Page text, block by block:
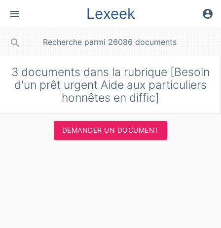
menu Lexeek account_circle
search
3 documents dans la rubrique [Besoin
d'un prêt urgent Aide aux particuliers
honnêtes en diffic]
DEMANDER UN DOCUMENT